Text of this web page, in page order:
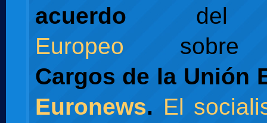
acuerdo
Europeo
Cargos de la Unión
Euronews. El